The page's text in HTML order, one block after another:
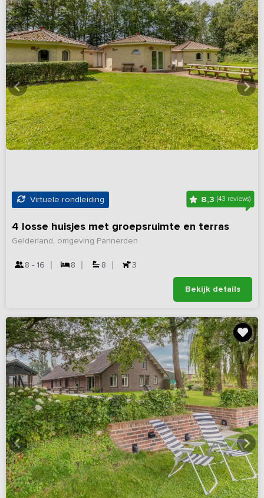
Virtuele rondleiding 8,3 (43 reviews)
4 losse huisjes met groepsruimte en terras
Gelderland, omgeving Pannerden
8 - 16 8 8 3
Bekijk details